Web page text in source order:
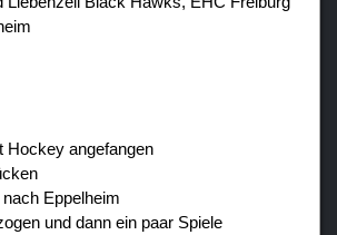
Hockey angefangen
Eppelheim
und dann ein paar Spiele